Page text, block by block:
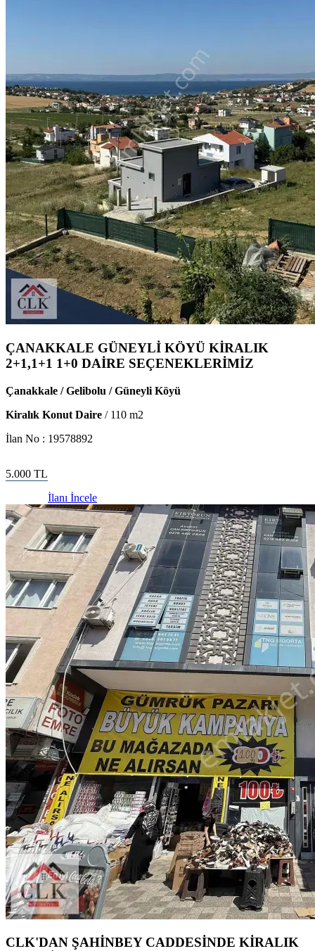
ÇANAKKALE GÜNEYLİ KÖYÜ KİRALIK
2+1,1+1 1+0 DAİRE SEÇENEKLERİMİZ
Çanakkale / Gelibolu / Güneyli Köyü
Kiralık Konut Daire / 110 m2
İlan No : 19578892
5.000 TL
İlanı İncele
CLK'DAN ŞAHİNBEY CADDESİNDE KİRALIK